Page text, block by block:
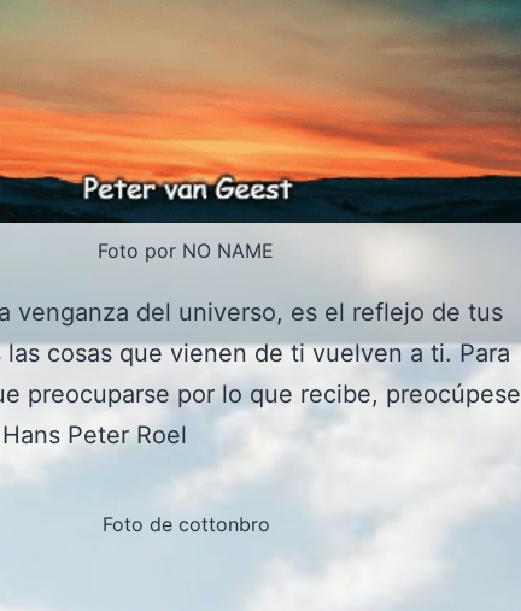
Foto por NO NAME
venganza del universo, es el reflejo de tus
las cosas que vienen de ti vuelven a ti. Para
preocuparse por lo que recibe, preocúpese
Peter Roel
Foto de cottonbro